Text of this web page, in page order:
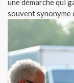
souvent synonyme